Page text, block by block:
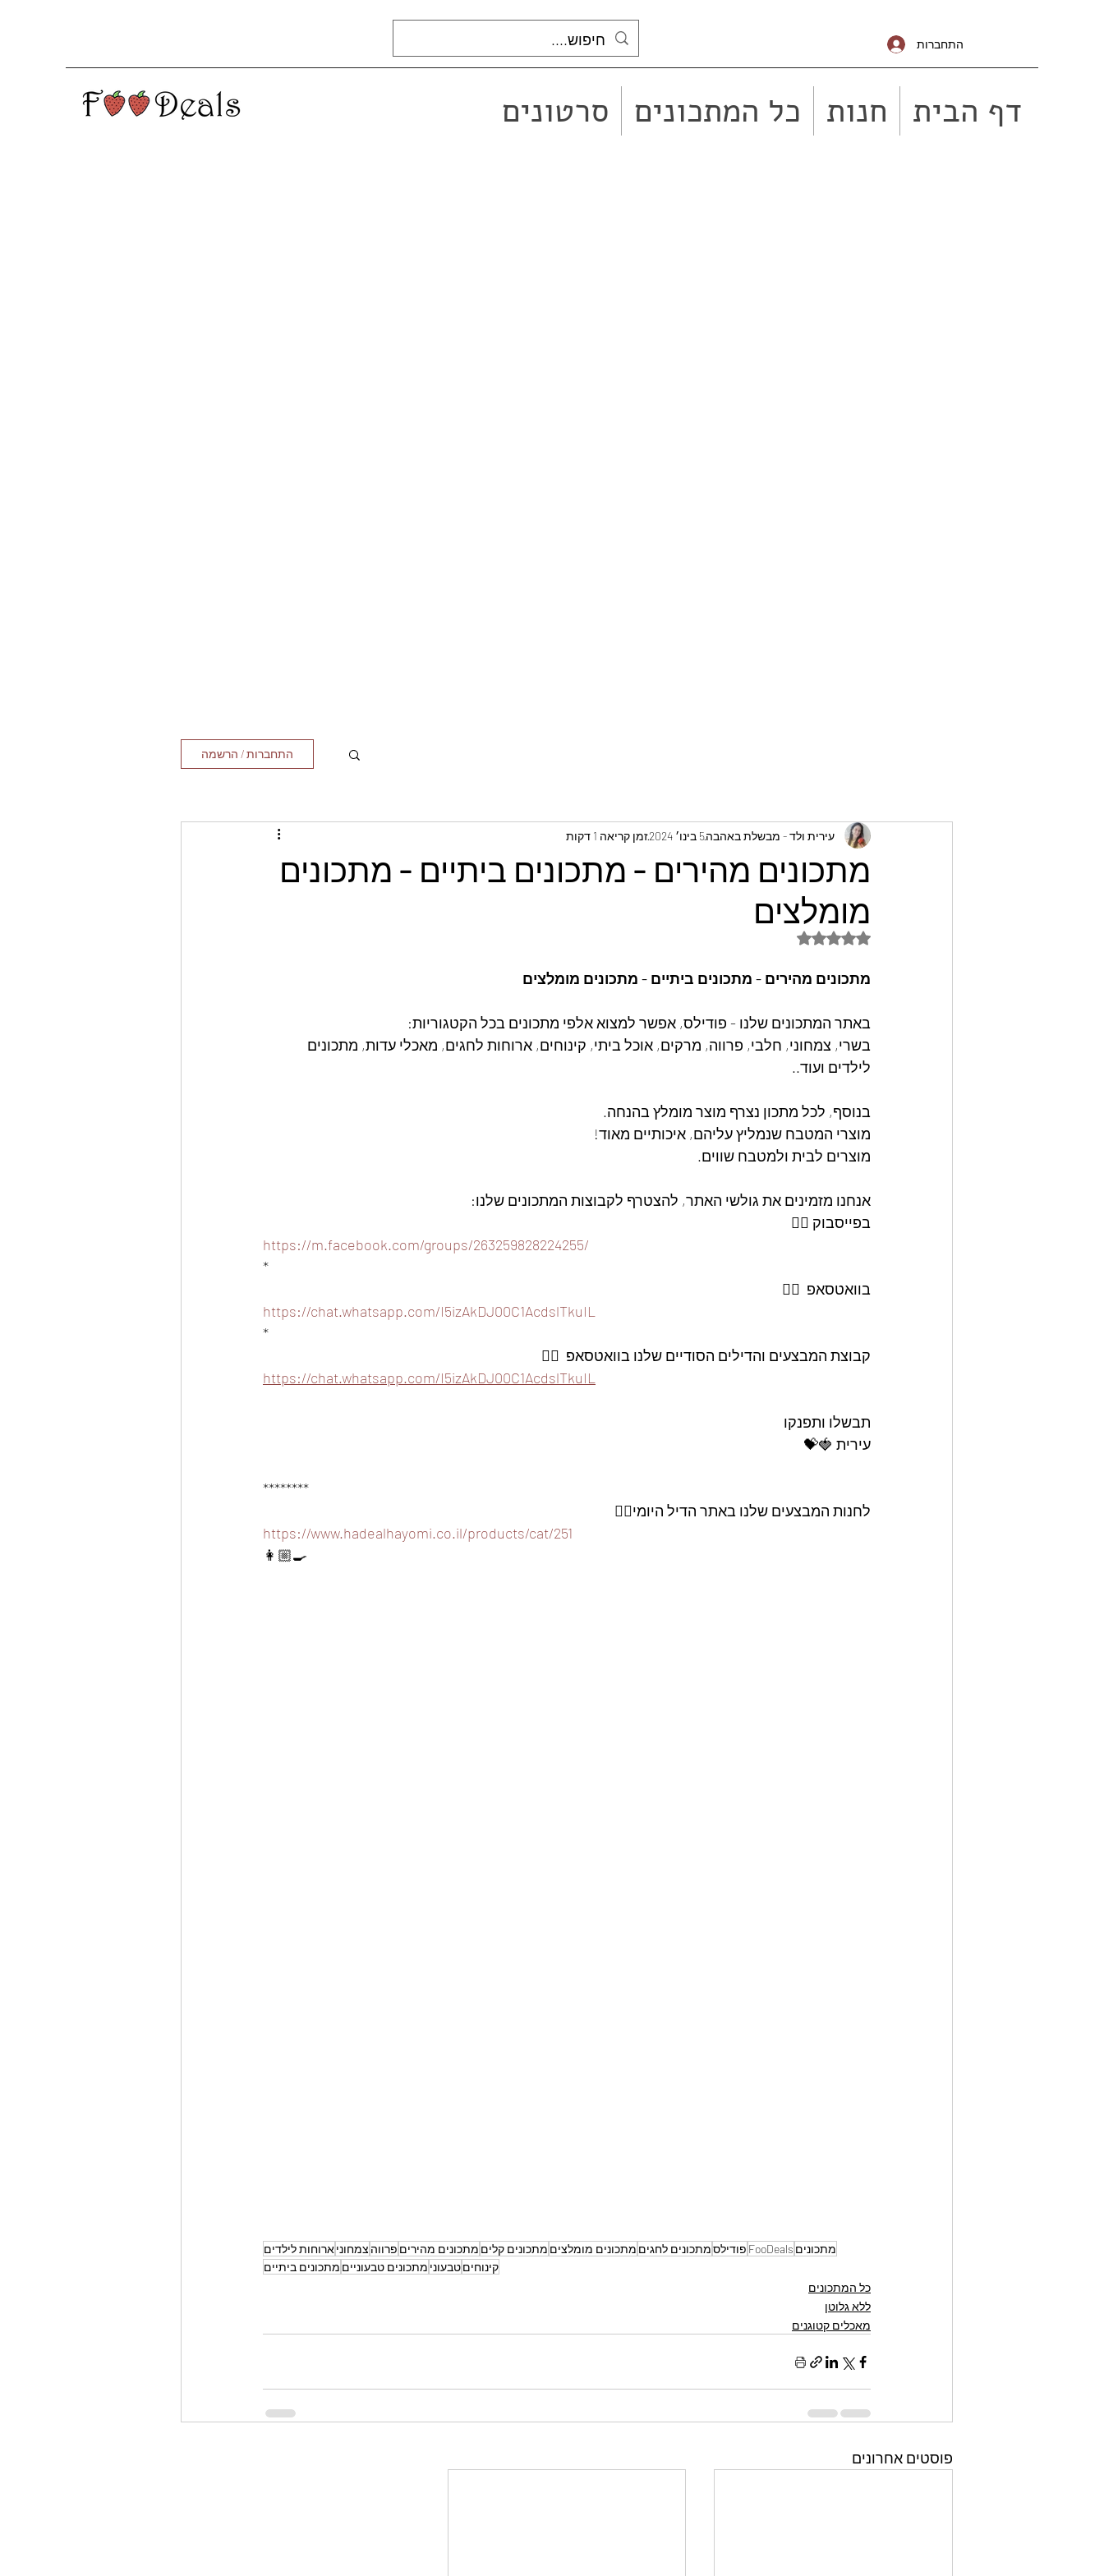
התחברות
דף הבית חנות כל המתכונים סרטונים
התחברות / הרשמה
מתכונים מהירים - מתכונים ביתיים - מתכונים
מומלצים
עירית ולד - מבשלת באהבה5 בינו׳ 2024 זמן קריאה 1 דקות
דירוג של NaN מתוך 5 כוכבים
מתכונים מהירים - מתכונים ביתיים - מתכונים מומלצים
באתר המתכונים שלנו - פודילס, אפשר למצוא אלפי מתכונים בכל הקטגוריות:
בשרי, צמחוני, חלבי, פרווה, מרקים, אוכל ביתי, קינוחים, ארוחות לחגים, מאכלי עדות, מתכונים
לילדים ועוד..
בנוסף, לכל מתכון נצרף מוצר מומלץ בהנחה.
מוצרי המטבח שנמליץ עליהם, איכותיים מאוד!
מוצרים לבית ולמטבח שווים.
אנחנו מזמינים את גולשי האתר, להצטרף לקבוצות המתכונים שלנו:
בפייסבוק 👇🏽
https://m.facebook.com/groups/263259828224255/
*
בוואטסאפ  👇🏽
https://chat.whatsapp.com/I5izAkDJ00C1AcdslTkuIL
*
קבוצת המבצעים והדילים הסודיים שלנו בוואטסאפ  👇🏽
https://chat.whatsapp.com/I5izAkDJ00C1AcdslTkuIL
תבשלו ותפנקו
עירית 🍓💝
********
לחנות המבצעים שלנו באתר הדיל היומי👇🏼
https://www.hadealhayomi.co.il/products/cat/251
👩🏼‍🍳
מתכונים FooDeals פודילסמתכונים לחגים מתכונים מומלצים מתכונים קלים מתכונים מהירים פרווה צמחוניארוחות לילדים
קינוחיםטבעוני מתכונים טבעוניים מתכונים ביתיים
כל המתכונים
ללא גלוטן
מאכלים קטוגנים
פוסטים אחרונים